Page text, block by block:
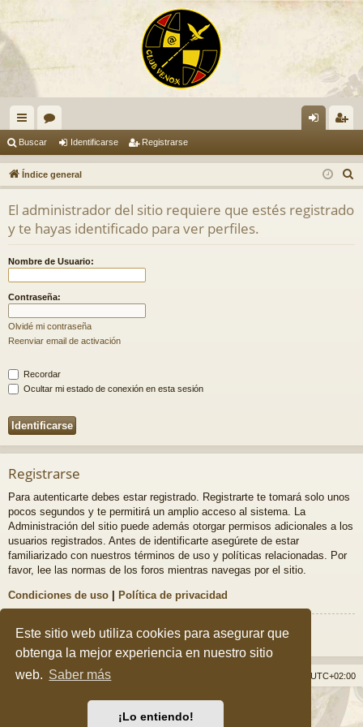
Este sitio web utiliza cookies para asegurar que
obtenga la mejor experiencia en nuestro sitio
web. Saber más
¡Lo entiendo!
nl
ac
es
rá
do
or
os nti
fic
ar
ist
ra
rs
Buscar Identificarse Registrarse
Índice general
u
El administrador del sitio requiere que estés registrado
y te hayas identificado para ver perfiles.
Nombre de Usuario:
Contraseña:
Olvidé mi contraseña
Reenviar email de activación
Recordar
Ocultar mi estado de conexión en esta sesión
Registrarse
Para autenticarte debes estar registrado. Registrarte te tomará solo unos
pocos segundos y te permitirá un amplio acceso al sistema. La
Administración del sitio puede además otorgar permisos adicionales a los
usuarios registrados. Antes de identificarte asegúrete de estar
familiarizado con nuestros términos de uso y políticas relacionadas. Por
favor, lee las normas de los foros mientras navegas por el sitio.
Condiciones de uso | Política de privacidad
Registrarse
Índice general UTC+02:00
Desarrollado porphpBB® Forum Software © phpBB Limited
Style porArty&